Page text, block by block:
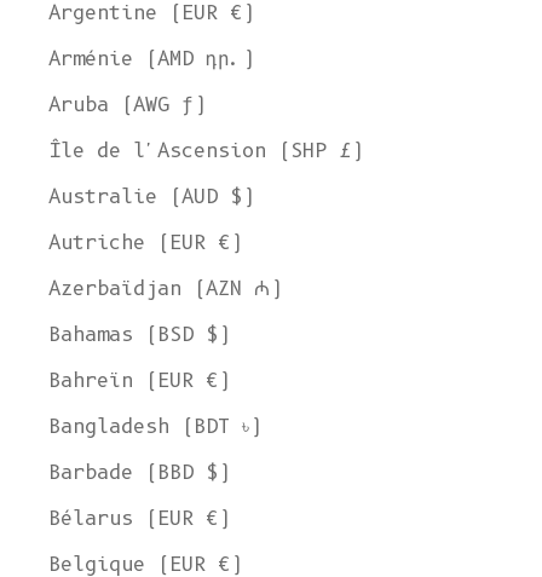
Argentine (EUR €)
Arménie (AMD դր.)
Aruba (AWG ƒ)
Île de l'Ascension (SHP £)
Australie (AUD $)
Autriche (EUR €)
Azerbaïdjan (AZN ₼)
Bahamas (BSD $)
Bahreïn (EUR €)
Bangladesh (BDT ৳)
Barbade (BBD $)
Bélarus (EUR €)
Belgique (EUR €)